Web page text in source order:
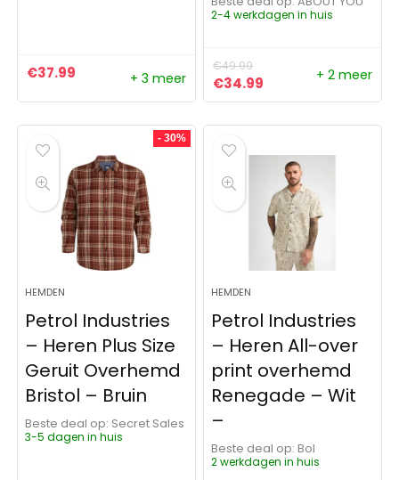
€37.99 + 3 meer
2-4 werkdagen in huis
€49.99
Oorspronkelijke prijs
€34.99 Huidige prijs is:
+ 2 meer
- 30%
HEMDEN
Petrol Industries
– Heren Plus Size
Geruit Overhemd
Bristol – Bruin
Beste deal op:
Secret Sales
3-5 dagen in huis
HEMDEN
Petrol Industries
– Heren All-over
print overhemd
Renegade – Wit
–
Beste deal op:
Bol
2 werkdagen in huis